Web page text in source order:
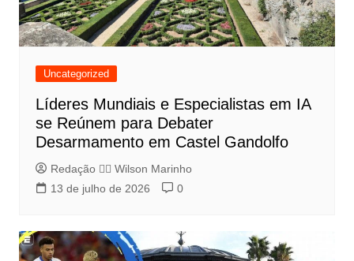
Uncategorized
Líderes Mundiais e Especialistas em IA
se Reúnem para Debater
Desarmamento em Castel Gandolfo
Redação 👨‍⚖️​ Wilson Marinho
13 de julho de 2026
0